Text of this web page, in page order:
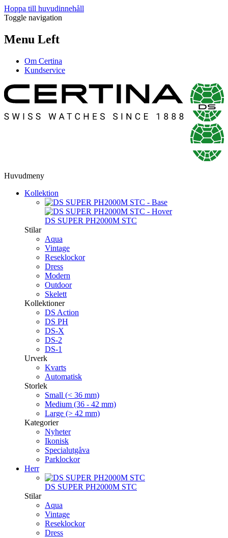
Hoppa till huvudinnehåll
Toggle navigation
Menu Left
Om Certina
Kundservice
Huvudmeny
Kollektion
DS SUPER PH2000M STC
Stilar
Aqua
Vintage
Reseklockor
Dress
Modern
Outdoor
Skelett
Kollektioner
DS Action
DS PH
DS-X
DS-2
DS-1
Urverk
Kvarts
Automatisk
Storlek
Small (< 36 mm)
Medium (36 - 42 mm)
Large (> 42 mm)
Kategorier
Nyheter
Ikonisk
Specialutgåva
Parklockor
Herr
DS SUPER PH2000M STC
Stilar
Aqua
Vintage
Reseklockor
Dress